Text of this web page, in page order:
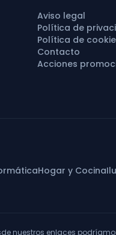
Aviso legal
Política de
Política de
Contacto
Acciones
Hogar y Cocina
nuestros enlaces